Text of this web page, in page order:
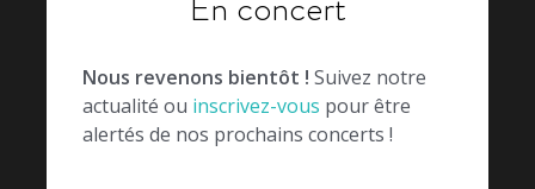
Nous revenons bientôt ! Suivez notre
actualité ou inscrivez-vous pour être
alertés de nos prochains concerts !